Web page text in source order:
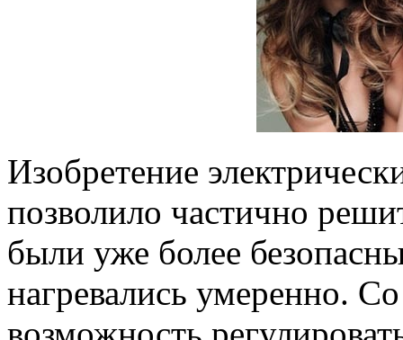
Изобретение
позволило частично
были уже более
нагревались умеренно.